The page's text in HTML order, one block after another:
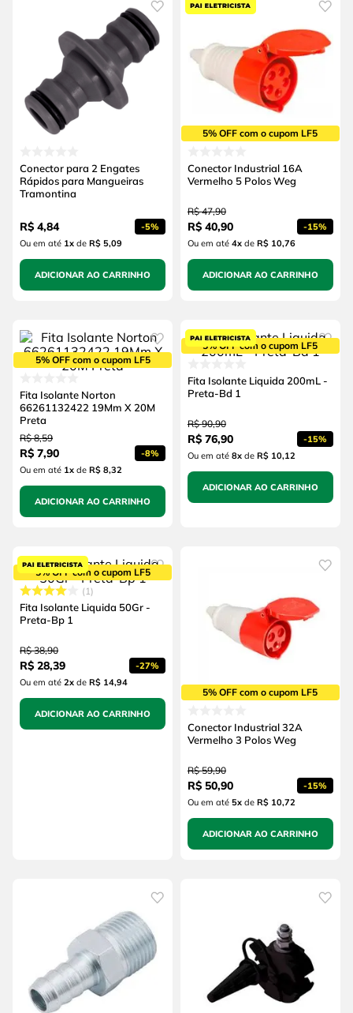
Conector para 2 Engates
Rápidos para Mangueiras
Tramontina
R$ 4,84 -5%
Ou em até 1xde R$ 5,09
ADICIONAR AO CARRINHO
5% OFF com o cupom LF5
Conector Industrial 16A
Vermelho 5 Polos Weg
R$ 47,90
R$ 40,90 -15%
Ou em até 4xde R$ 10,76
ADICIONAR AO CARRINHO
5% OFF com o cupom LF5
Fita Isolante Norton
66261132422 19Mm X 20M
Preta
R$ 8,59
R$ 7,90 -8%
Ou em até 1xde R$ 8,32
ADICIONAR AO CARRINHO
5% OFF com o cupom LF5
Fita Isolante Liquida 200mL -
Preta-Bd 1
R$ 90,90
R$ 76,90 -15%
Ou em até 8xde R$ 10,12
ADICIONAR AO CARRINHO
5% OFF com o cupom LF5
1
Fita Isolante Liquida 50Gr -
Preta-Bp 1
R$ 38,90
R$ 28,39 -27%
Ou em até 2xde R$ 14,94
ADICIONAR AO CARRINHO
5% OFF com o cupom LF5
Conector Industrial 32A
Vermelho 3 Polos Weg
R$ 59,90
R$ 50,90 -15%
Ou em até 5xde R$ 10,72
ADICIONAR AO CARRINHO